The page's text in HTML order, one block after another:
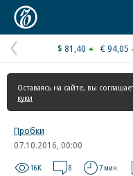
Предыдущая
страница
$ 81,40 € 94,05
Оставаясь на сайте, вы
куки
Пробки
07.10.2016, 00:00
16K 8 7 мин.